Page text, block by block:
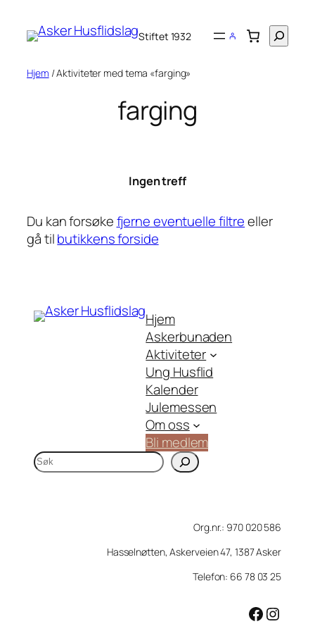
Stiftet 1932 Søk
Hjem / Aktiviteter med tema «farging»
farging
Ingen treff
Du kan forsøkefjerne eventuelle filtreeller
gå tilbutikkens forside
Hjem
Askerbunaden
Aktiviteter
Ung Husflid
Kalender
Julemessen
Om oss
Bli medlem
S
ø
Org.nr.: 970 020 586
Hasselnøtten, Askerveien 47, 1387 Asker
Telefon: 66 78 03 25
Facebook Instagram